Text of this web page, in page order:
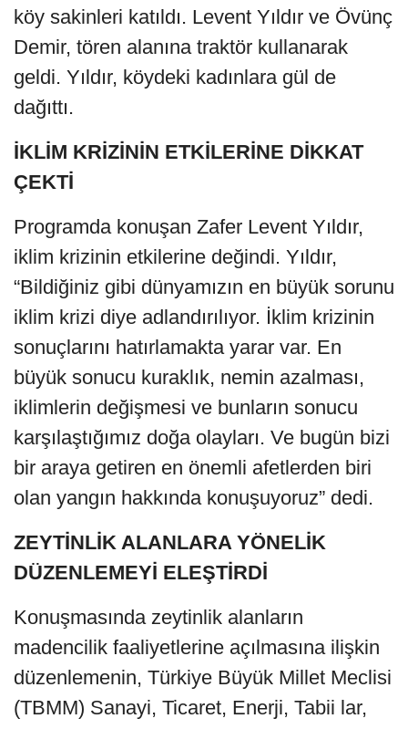
köy sakinleri katıldı. Levent Yıldır ve Övünç
Demir, tören alanına traktör kullanarak
geldi. Yıldır, köydeki kadınlara gül de
dağıttı.
İKLİM KRİZİNİN ETKİLERİNE DİKKAT
ÇEKTİ
Programda konuşan Zafer Levent Yıldır,
iklim krizinin etkilerine değindi. Yıldır,
“Bildiğiniz gibi dünyamızın en büyük sorunu
iklim krizi diye adlandırılıyor. İklim krizinin
sonuçlarını hatırlamakta yarar var. En
büyük sonucu kuraklık, nemin azalması,
iklimlerin değişmesi ve bunların sonucu
karşılaştığımız doğa olayları. Ve bugün bizi
bir araya getiren en önemli afetlerden biri
olan yangın hakkında konuşuyoruz” dedi.
ZEYTİNLİK ALANLARA YÖNELİK
DÜZENLEMEYİ ELEŞTİRDİ
Konuşmasında zeytinlik alanların
madencilik faaliyetlerine açılmasına ilişkin
düzenlemenin, Türkiye Büyük Millet Meclisi
(TBMM) Sanayi, Ticaret, Enerji, Tabii lar,